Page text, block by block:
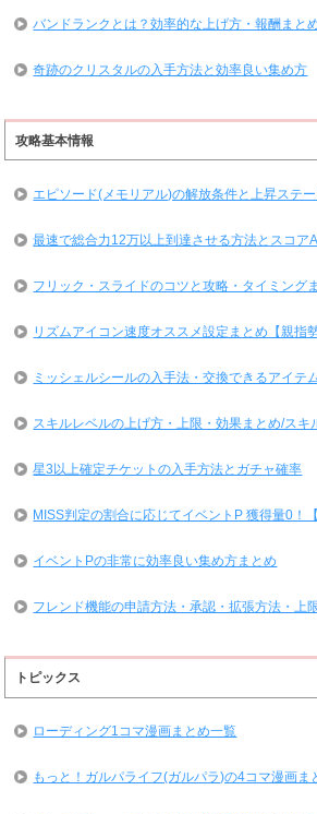
バンドランクとは？効率的な上げ方・報酬まと
奇跡のクリスタルの入手方法と効率良い集め方
攻略基本情報
エピソード(メモリアル)の解放条件と上昇ステ
最速で総合力12万以上到達させる方法とスコア
フリック・スライドのコツと攻略・タイミング
リズムアイコン速度オススメ設定まとめ【親指
ミッシェルシールの入手法・交換できるアイテ
スキルレベルの上げ方・上限・効果まとめ/スキ
星3以上確定チケットの入手方法とガチャ確率
MISS判定の割合に応じてイベントP 獲得量0！
イベントPの非常に効率良い集め方まとめ
フレンド機能の申請方法・承認・拡張方法・上
トピックス
ローディング1コマ漫画まとめ一覧
もっと！ガルパライフ(ガルパラ)の4コマ漫画ま